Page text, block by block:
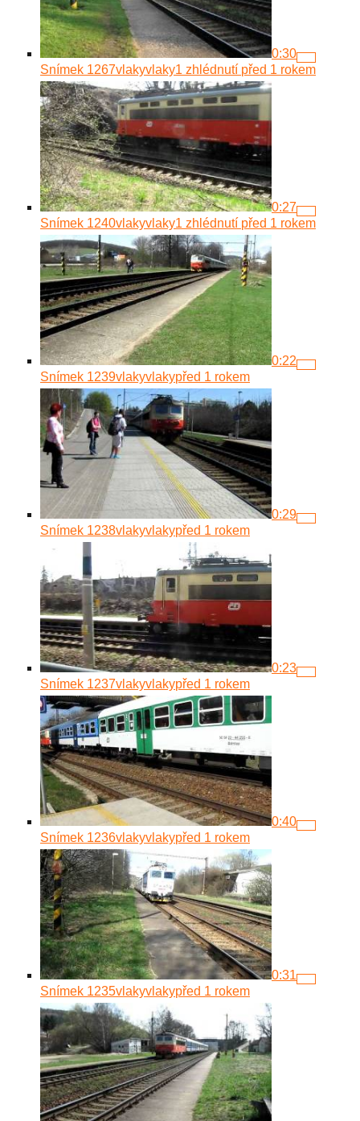
0:30
Snímek 1267vlakyvlaky1 zhlédnutí před 1 rokem
0:27
Snímek 1240vlakyvlaky1 zhlédnutí před 1 rokem
0:22
Snímek 1239vlakyvlakypřed 1 rokem
0:29
Snímek 1238vlakyvlakypřed 1 rokem
0:23
Snímek 1237vlakyvlakypřed 1 rokem
0:40
Snímek 1236vlakyvlakypřed 1 rokem
0:31
Snímek 1235vlakyvlakypřed 1 rokem